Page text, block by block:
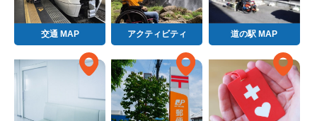
交通 MAP アクティビティ 道の駅 MAP